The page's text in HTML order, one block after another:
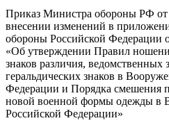
Приказ Министра обороны РФ
внесении изменений в
обороны Российской Федерации
«Об утверждении Правил
знаков различия, ведомственных
геральдических знаков в
Федерации и Порядка смешения
новой военной формы одежды в
Российской Федерации»